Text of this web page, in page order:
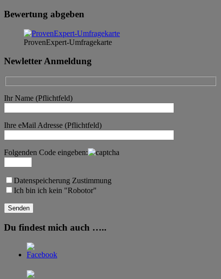
Bewertung abgeben
ProvenExpert-Umfragekarte
Newletter Anmeldung
Ihr Name (Pflichtfeld)
Ihre eMail Adresse (Pflichtfeld)
Folgenden Code eingeben:
Datenspeicherung Zustimmung
Ich bin ich kein "Robotor"
Du findest mich auch …..